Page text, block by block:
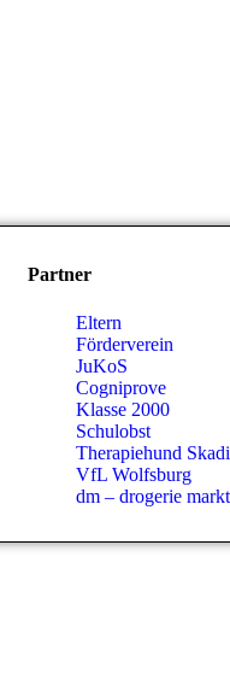
Partner
Eltern
Förderverein
JuKoS
Cogniprove
Klasse 2000
Schulobst
Therapiehund Skadi
VfL Wolfsburg
dm – drogerie markt